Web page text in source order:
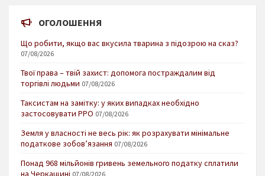
ОГОЛОШЕННЯ
Що робити, якщо вас вкусила тварина з підозрою на сказ?
07/08/2026
Твої права – твій захист: допомога постраждалим від
торгівлі людьми 07/08/2026
Таксистам на замітку: у яких випадках необхідно
застосовувати РРО 07/08/2026
Земля у власності не весь рік: як розрахувати мінімальне
податкове зобов’язання 07/08/2026
Понад 968 мільйонів гривень земельного податку сплатили
на Черкащині 07/08/2026